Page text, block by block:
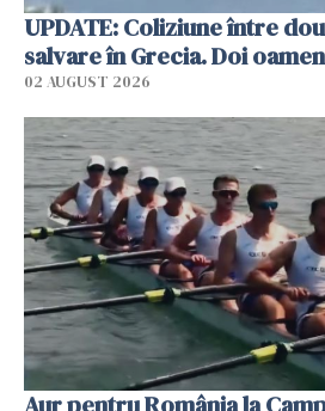
UPDATE: Coliziune între
salvare în Grecia. Doi
02 AUGUST 2026